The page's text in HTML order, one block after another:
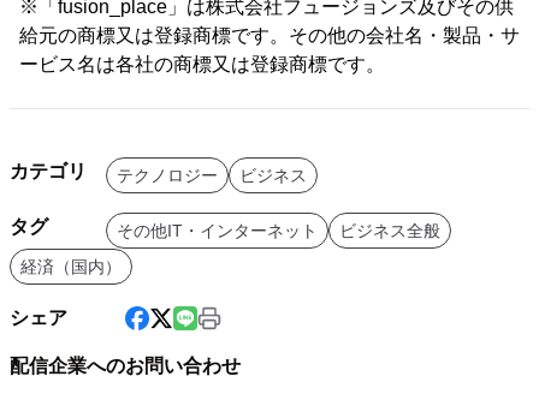
※「fusion_place」は株式会社フュージョンズ及びその供
給元の商標又は登録商標です。その他の会社名・製品・サ
ービス名は各社の商標又は登録商標です。
カテゴリ テクノロジー ビジネス
タグ その他IT・インターネット
ビジネス全般
経済（国内）
シェア
配信企業へのお問い合わせ